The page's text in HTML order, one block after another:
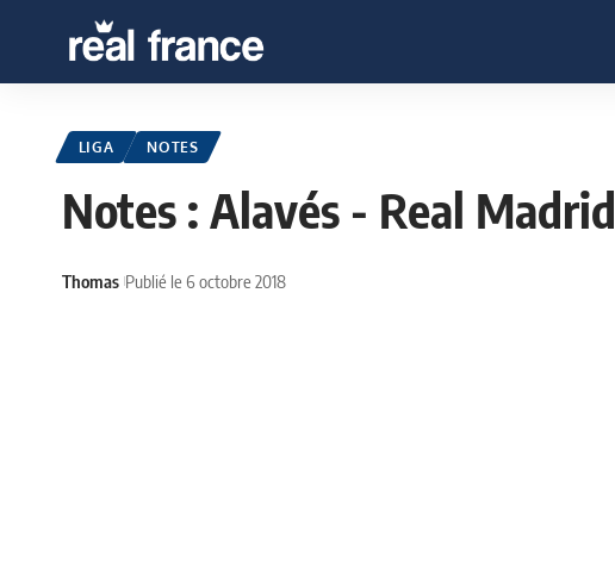
LIGA NOTES
Notes : Alavés - Real Madrid
Thomas Publié le 6 octobre 2018